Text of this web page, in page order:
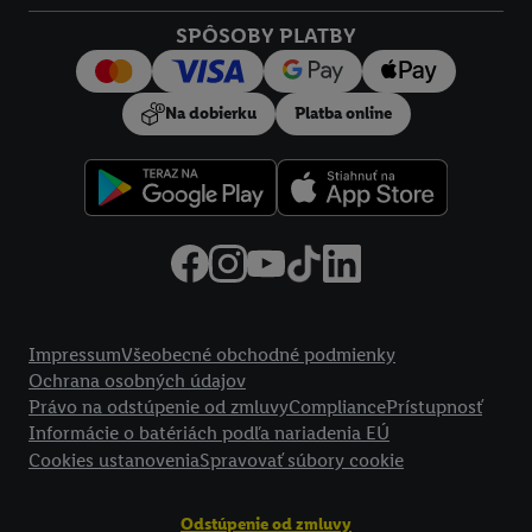
SPÔSOBY PLATBY
Na dobierku Platba online
ImpressumVšeobecné obchodné podmienky
Ochrana osobných údajov
Právo na odstúpenie od zmluvyCompliancePrístupnosť
Informácie o batériách podľa nariadenia EÚ
Cookies ustanoveniaSpravovať súbory cookie
Odstúpenie od zmluvy
Kliknutím na možnosť "Odmietnuť" môžete povoliť iba
používanie potrebných technológií. Kliknutím na "Súhlasím
vyjadríte súhlas so spracúvaním na všetky vyššie uvedené účely.
Ďalšie informácie vrátane informácií o dobe uchovávania
údajov a Vašom práve kedykoľvek odvolať súhlas s účinnosťou
do budúcnosti nájdete v našichzásadách ochrany osobných
Imprint nájdete tu.